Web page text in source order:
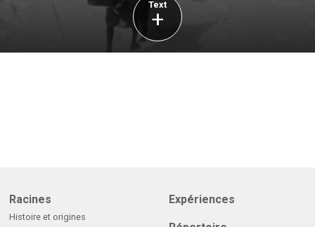
Text
+
Racines
Histoire et origines
Expériences